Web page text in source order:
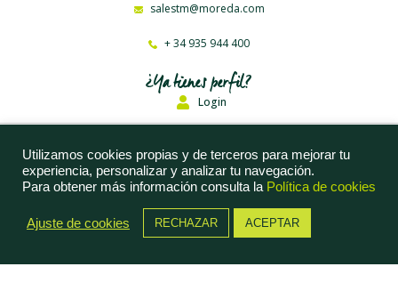
salestm@moreda.com
+ 34 935 944 400
¿Ya tienes perfil?
Login
Moreda Riviere Trefilerías, S. A. © 2023
Aviso Legal
Política de Privacidad
Utilizamos cookies propias y de terceros para mejorar tu
experiencia, personalizar y analizar tu navegación.
Para obtener más información consulta la Política de cookies
Ajuste de cookies RECHAZAR ACEPTAR